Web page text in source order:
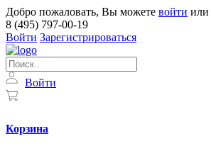
Добро пожаловать, Вы можете войти или
8 (495) 797-00-19
Войти Зарегистрироваться
Войти
Корзина